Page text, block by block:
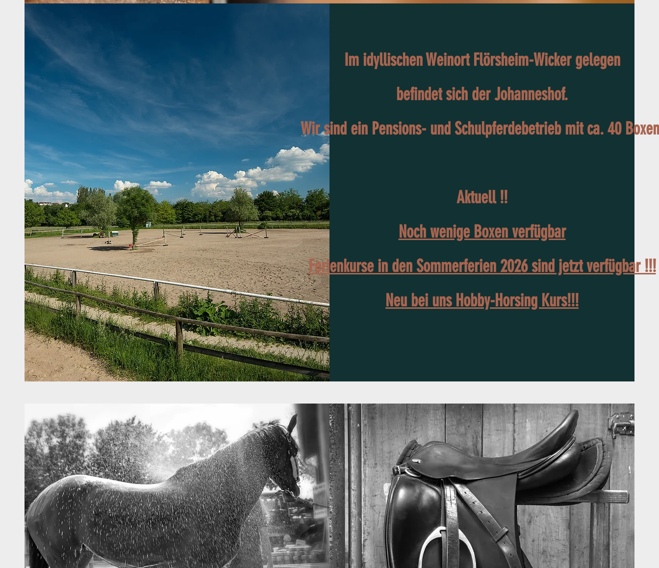
Im idyllischen Weinort Flörsheim-Wicker gelegen
befindet sich der Johanneshof.
Wir sind ein Pensions- und Schulpferdebetrieb mit ca. 40
Aktuell !!
Noch wenige Boxen verfügbar
Ferienkurse in den Sommerferien 2026 sind jetzt verfügbar !!!
Neu bei uns Hobby-Horsing Kurs!!!